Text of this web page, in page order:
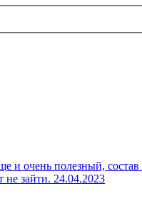
очень полезный,
не зайти. 24.04.2023